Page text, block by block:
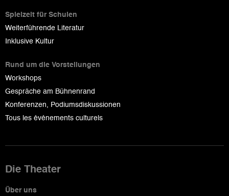
Spielzeit für Schulen
Weiterführende Literatur
Inklusive Kultur
Rund um die Vorstellungen
Workshops
Gespräche am Bühnenrand
Konferenzen, Podiumsdiskussionen
Tous les événements culturels
Die Theater
Über uns